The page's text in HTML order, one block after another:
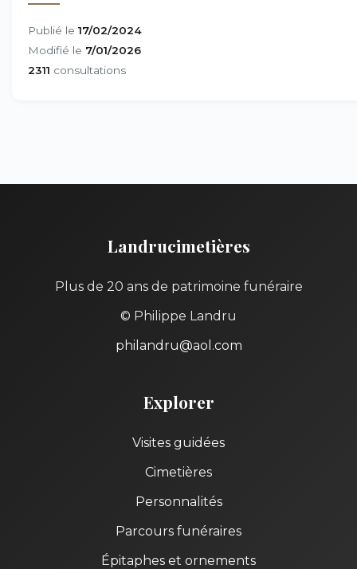
Publié le 17/02/2024
Modifié le 7/01/2026
2311 consultations
Landrucimetières
Plus de 20 ans de patrimoine funéraire
© Philippe Landru
philandru@aol.com
Explorer
Visites guidées
Cimetières
Personnalités
Parcours funéraires
Épitaphes et ornements